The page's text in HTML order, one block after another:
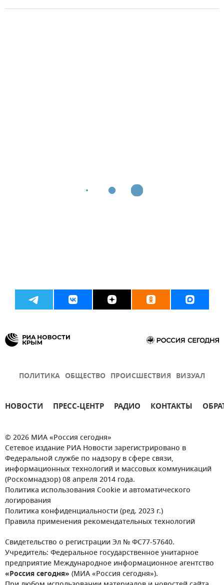
ПОЛИТИКА ОБЩЕСТВО ПРОИСШЕСТВИЯ ВИЗУАЛ
НОВОСТИ ПРЕСС-ЦЕНТР РАДИО КОНТАКТЫ
© 2026 МИА «Россия сегодня»
Сетевое издание РИА Новости зарегистрировано в
Федеральной службе по надзору в сфере связи,
информационных технологий и массовых коммуникаций
(Роскомнадзор) 08 апреля 2014 года.
Политика использования Cookie и автоматического
логирования
Политика конфиденциальности (ред. 2023 г.)
Правила применения рекомендательных технологий
Свидетельство о регистрации Эл № ФС77-57640.
Учредитель: Федеральное государственное унитарное
предприятие Международное информационное агентство
«Россия сегодня» (МИА «Россия сегодня»).